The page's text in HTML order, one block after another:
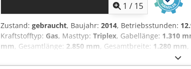
1 / 15
Zustand: gebraucht, Baujahr: 2014, Betriebsstunden:
Kraftstofftyp: Gas, Masttyp: Triplex, Gabellänge: 1.310
mm, Gesamtlänge: 2.850 mm, Gesamtbreite: 1.280 mm,
Hspfx Ahdsa Hubkapazität: 3.500 kg - Baujahr: 2014 -
vorhanden: Ja - CE-Zertifikat vorhanden: Nein -